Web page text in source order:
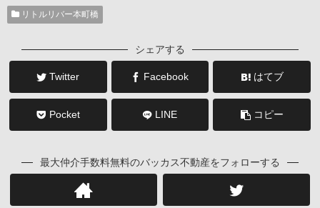
リトルリバー本町橋
シェアする
Twitter Facebook はてブ
Pocket LINE コピー
最大仲介手数料無料のバッカス不動産をフォローする